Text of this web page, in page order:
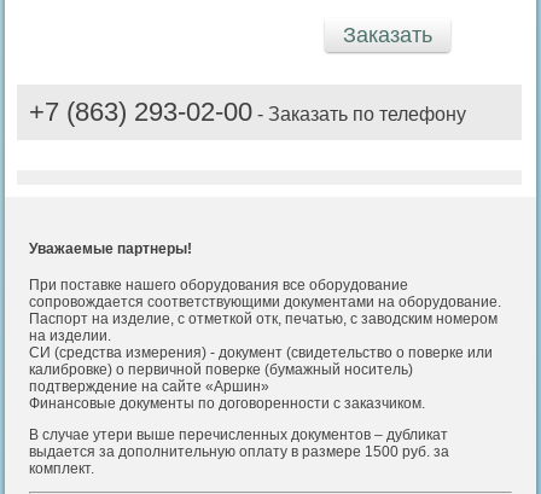
Заказать
+7 (863) 293-02-00 - Заказать по телефону
Уважаемые партнеры!
При поставке нашего оборудования все оборудование
сопровождается соответствующими документами на оборудование.
Паспорт на изделие, с отметкой отк, печатью, с заводским номером
на изделии.
СИ (средства измерения) - документ (свидетельство о поверке или
калибровке) о первичной поверке (бумажный носитель)
подтверждение на сайте «Аршин»
Финансовые документы по договоренности с заказчиком.
В случае утери выше перечисленных документов – дубликат
выдается за дополнительную оплату в размере 1500 руб. за
комплект.